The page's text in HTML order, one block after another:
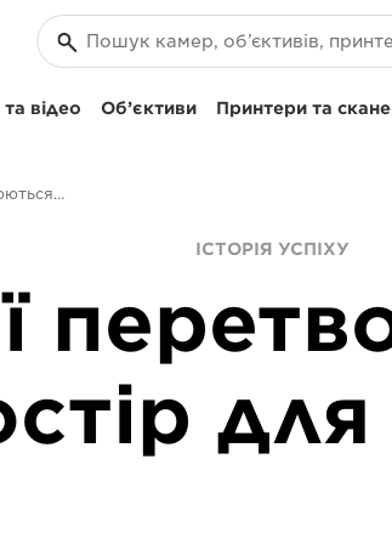
відео Об’єктиви Принтери та
Коли мрії перетворюються на простір для життя.
ІСТОРІЯ УСПІХУ